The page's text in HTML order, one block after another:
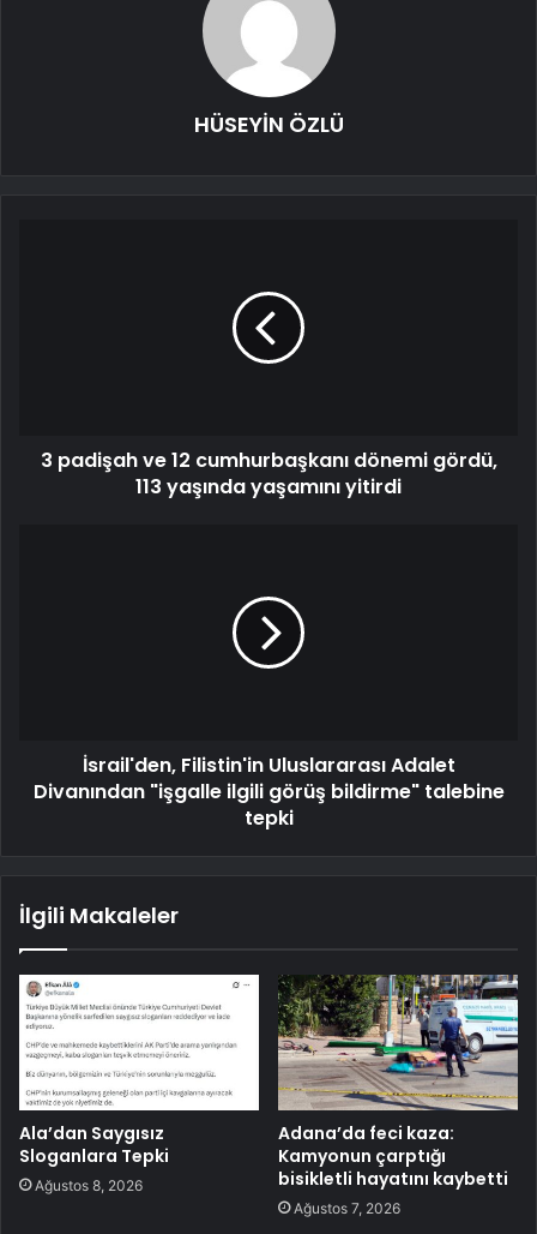
HÜSEYİN ÖZLÜ
3 padişah ve 12 cumhurbaşkanı dönemi gördü,
113 yaşında yaşamını yitirdi
İsrail'den, Filistin'in Uluslararası Adalet
Divanından "işgalle ilgili görüş bildirme" talebine
tepki
İlgili Makaleler
Ala’dan Saygısız
Sloganlara Tepki
Ağustos 8, 2026
Adana’da feci kaza:
Kamyonun çarptığı
bisikletli hayatını kaybetti
Ağustos 7, 2026